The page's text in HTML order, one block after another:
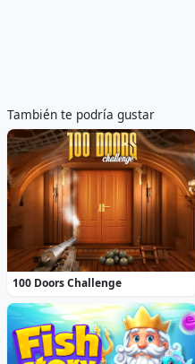
También te podría gustar
100 Doors Challenge